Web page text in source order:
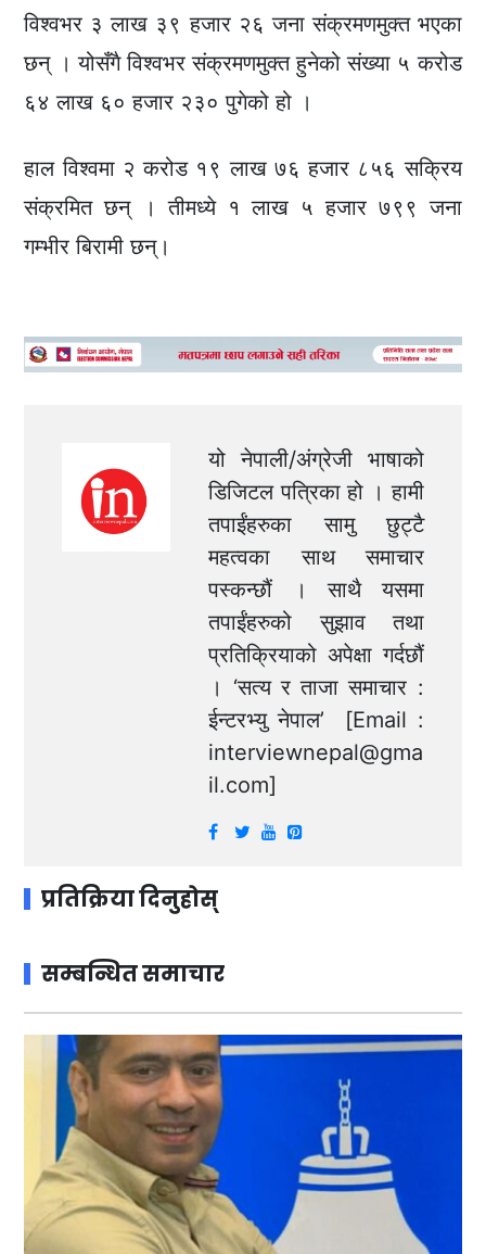
विश्वभर ३ लाख ३९ हजार २६ जना संक्रमणमुक्त भएका
छन् । योसँगै विश्वभर संक्रमणमुक्त हुनेको संख्या ५ करोड
६४ लाख ६० हजार २३० पुगेको हो ।
हाल विश्वमा २ करोड १९ लाख ७६ हजार ८५६ सक्रिय
संक्रमित छन् । तीमध्ये १ लाख ५ हजार ७९९ जना
गम्भीर बिरामी छन्।
यो नेपाली/अंग्रेजी भाषाको
डिजिटल पत्रिका हो । हामी
तपाईंहरुका सामु छुट्टै
महत्वका साथ समाचार
पस्कन्छौं । साथै यसमा
तपाईंहरुको सुझाव तथा
प्रतिक्रियाको अपेक्षा गर्दछौं
। ‘सत्य र ताजा समाचार :
ईन्टरभ्यु नेपाल’ [Email :
interviewnepal@gma
il.com]
प्रतिक्रिया दिनुहोस्
सम्बन्धित समाचार